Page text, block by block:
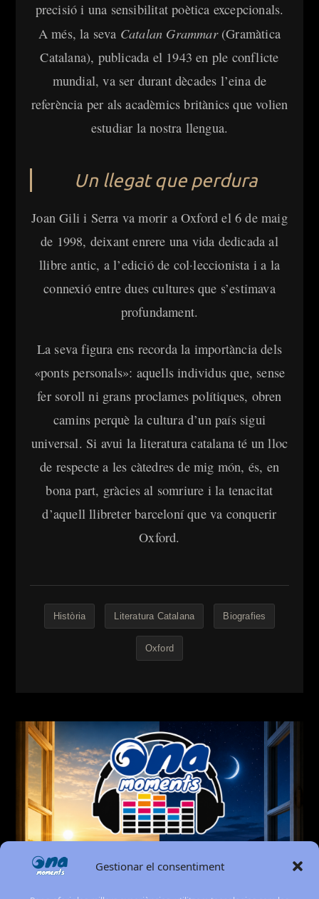
Gestionar el consentiment
precisió i una sensibilitat poètica excepcionals.
A més, la seva Catalan Grammar(Gramàtica
Catalana), publicada el 1943 en ple conflicte
mundial, va ser durant dècades l’eina de
referència per als acadèmics britànics que volien
estudiar la nostra llengua.
Un llegat que perdura
Joan Gili i Serra va morir a Oxford el 6 de maig
de 1998, deixant enrere una vida dedicada al
llibre antic, a l’edició de col·leccionista i a la
connexió entre dues cultures que s’estimava
profundament.
La seva figura ens recorda la importància dels
«ponts personals»: aquells individus que, sense
fer soroll ni grans proclames polítiques, obren
camins perquè la cultura d’un país sigui
universal. Si avui la literatura catalana té un lloc
de respecte a les càtedres de mig món, és, en
bona part, gràcies al somriure i la tenacitat
d’aquell llibreter barceloní que va conquerir
Oxford.
Història Literatura Catalana Biografies
Oxford